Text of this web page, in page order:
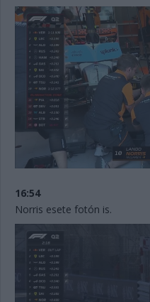
16:54
Norris esete fotón is.